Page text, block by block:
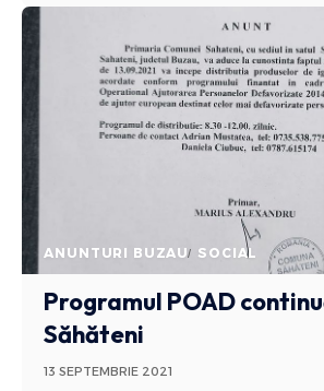
ANUNTURI BUZAU SOCIAL
Programul POAD
Săhăteni
13 SEPTEMBRIE 2021